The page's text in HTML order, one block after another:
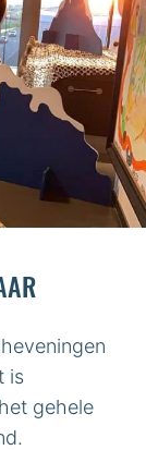
is
gehele